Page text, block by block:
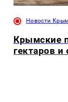
Новости
Крымские
гектаров